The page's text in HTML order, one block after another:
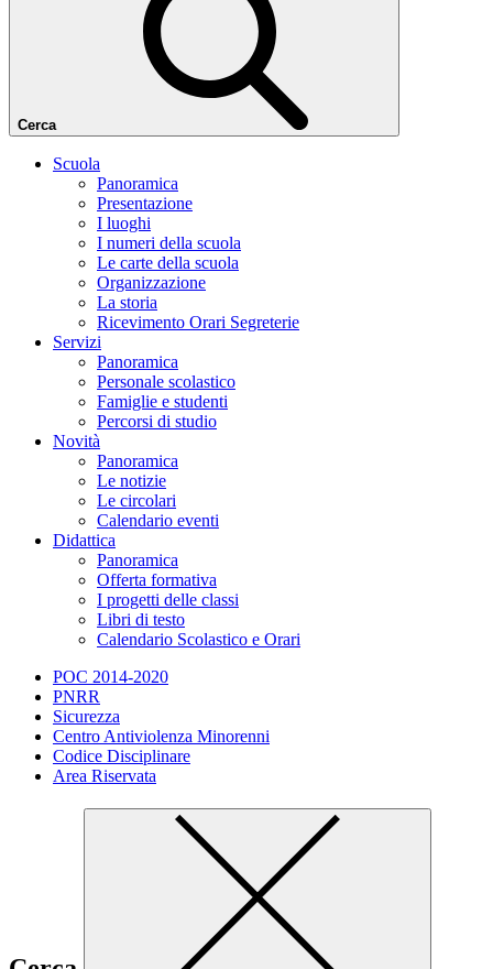
Cerca
Scuola
Panoramica
Presentazione
I luoghi
I numeri della scuola
Le carte della scuola
Organizzazione
La storia
Ricevimento Orari Segreterie
Servizi
Panoramica
Personale scolastico
Famiglie e studenti
Percorsi di studio
Novità
Panoramica
Le notizie
Le circolari
Calendario eventi
Didattica
Panoramica
Offerta formativa
I progetti delle classi
Libri di testo
Calendario Scolastico e Orari
POC 2014-2020
PNRR
Sicurezza
Centro Antiviolenza Minorenni
Codice Disciplinare
Area Riservata